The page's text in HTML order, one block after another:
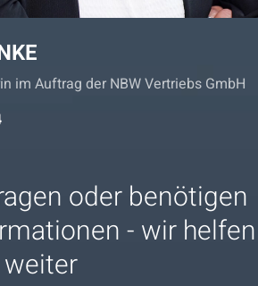
im Auftrag der NBW Vertriebs GmbH
oder benötigen
- wir helfen